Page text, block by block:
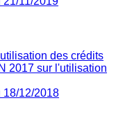
des crédits
2017 sur l'utilisation
18/12/2018